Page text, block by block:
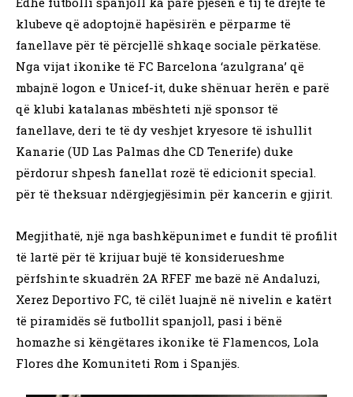
klubeve që adoptojnë hapësirën e përparme të
fanellave për të përcjellë shkaqe sociale përkatëse.
Nga vijat ikonike të FC Barcelona ‘azulgrana’ që
mbajnë logon e Unicef-it, duke shënuar herën e parë
që klubi katalanas mbështeti një sponsor të
fanellave, deri te të dy veshjet kryesore të ishullit
Kanarie (UD Las Palmas dhe CD Tenerife) duke
përdorur shpesh fanellat rozë të edicionit special.
për të theksuar ndërgjegjësimin për kancerin e gjirit.
Megjithatë, një nga bashkëpunimet e fundit të profilit
të lartë për të krijuar bujë të konsiderueshme
përfshinte skuadrën 2A RFEF me bazë në Andaluzi,
Xerez Deportivo FC, të cilët luajnë në nivelin e katërt
të piramidës së futbollit spanjoll, pasi i bënë
homazhe si këngëtares ikonike të Flamencos, Lola
Flores dhe Komuniteti Rom i Spanjës.